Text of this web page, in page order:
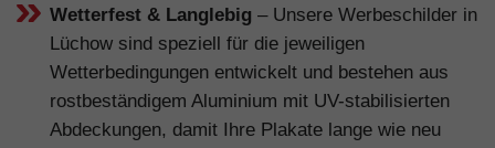
Wetterfest & Langlebig – Unsere Werbeschilder in
Lüchow sind speziell für die jeweiligen
Wetterbedingungen entwickelt und bestehen aus
rostbeständigem Aluminium mit UV-stabilisierten
Abdeckungen, damit Ihre Plakate lange wie neu